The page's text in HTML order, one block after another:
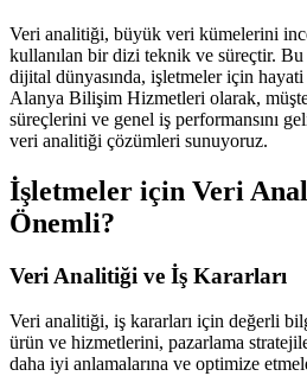
Veri analitiği, büyük veri kümelerini
kullanılan bir dizi teknik ve süreçtir.
dijital dünyasında, işletmeler için
Alanya Bilişim Hizmetleri olarak,
süreçlerini ve genel iş performansını
veri analitiği çözümleri sunuyoruz.
İşletmeler için Veri
Önemli?
Veri Analitiği ve İş Kararları
Veri analitiği, iş kararları için değerli
ürün ve hizmetlerini, pazarlama
daha iyi anlamalarına ve optimize